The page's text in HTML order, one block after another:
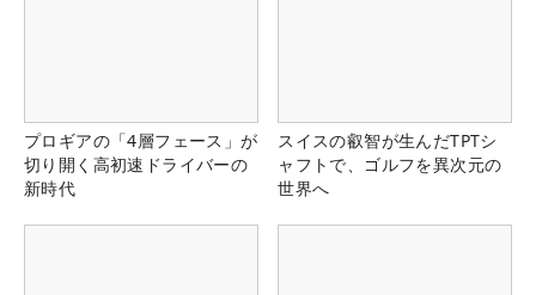
プロギアの「4層フェース」が
切り開く高初速ドライバーの
新時代
スイスの叡智が生んだTPTシ
ャフトで、ゴルフを異次元の
世界へ